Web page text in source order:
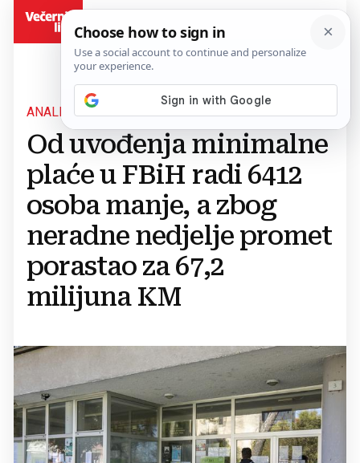
ANALIZA BROJKI
Od uvođenja minimalne
plaće u FBiH radi 6412
osoba manje, a zbog
neradne nedjelje promet
porastao za 67,2
milijuna KM